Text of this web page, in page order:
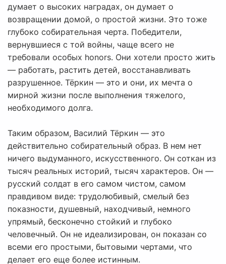
думает о высоких наградах, он думает о
возвращении домой, о простой жизни. Это тоже
глубоко собирательная черта. Победители,
вернувшиеся с той войны, чаще всего не
требовали особых honors. Они хотели просто жить
— работать, растить детей, восстанавливать
разрушенное. Тёркин — это и они, их мечта о
мирной жизни после выполнения тяжелого,
необходимого долга.
Таким образом, Василий Тёркин — это
действительно собирательный образ. В нем нет
ничего выдуманного, искусственного. Он соткан из
тысяч реальных историй, тысяч характеров. Он —
русский солдат в его самом чистом, самом
правдивом виде: трудолюбивый, смелый без
показности, душевный, находчивый, немного
упрямый, бесконечно стойкий и глубоко
человечный. Он не идеализирован, он показан со
всеми его простыми, бытовыми чертами, что
делает его еще более истинным.